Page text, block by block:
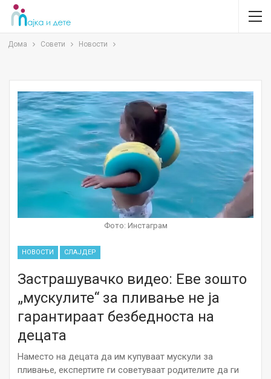
Дома Совети Новости
Фото: Инстаграм
НОВОСТИ СЛАЈДЕР
Застрашувачко видео: Еве зошто
„мускулите“ за пливање не ја
гарантираат безбедноста на
децата
Наместо на децата да им купуваат мускули за
пливање, експертите ги советуваат родителите да ги